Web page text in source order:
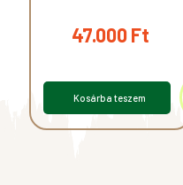
47.000Ft
Kosárba teszem